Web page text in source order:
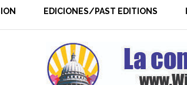
EDICIONES/PAST EDITIONS